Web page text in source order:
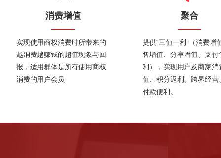
消费增值
实现使用商权消费时所带来的
越消费越赚钱的超值现象与回
报，适用群体是所有使用商权
消费的用户会员
聚合
提供“三值一利”（消费增
售增值、分享增值、支付
利），实现用户及商家消
值、积分返利、跨界经营
付款便利。